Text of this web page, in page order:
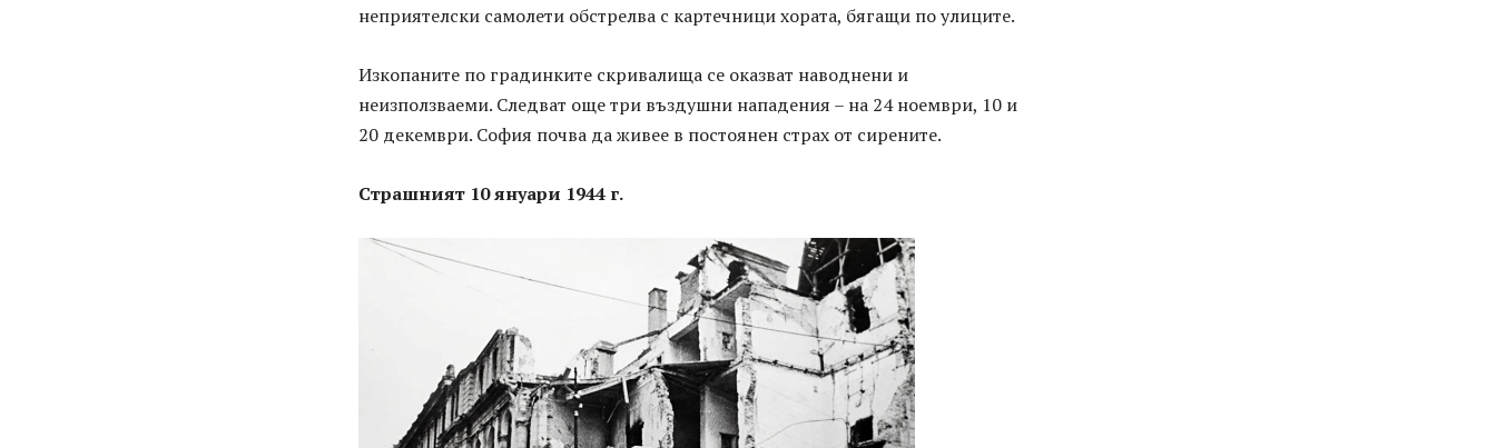
неприятелски самолети обстрелва с картечници хората, бягащи по улиците.
Изкопаните по градинките скривалища се оказват наводнени и
неизползваеми. Следват още три въздушни нападения – на 24 ноември, 10 и
20 декември. София почва да живее в постоянен страх от сирените.
Страшният 10 януари 1944 г.